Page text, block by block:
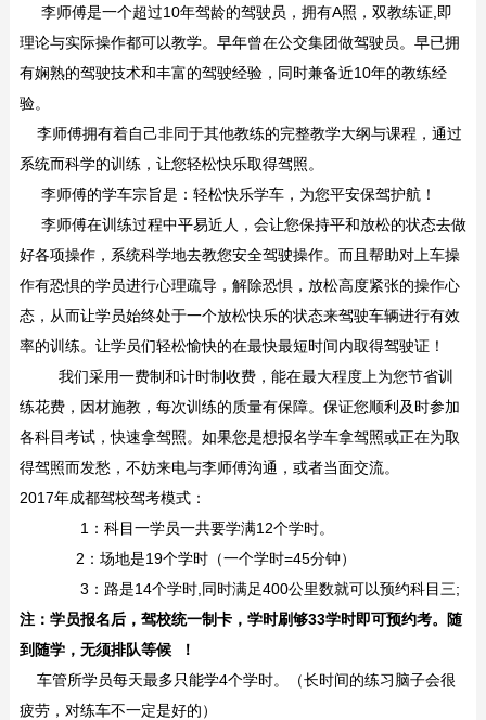
李师傅是一个超过10年驾龄的驾驶员，拥有A照，双教练证,即
理论与实际操作都可以教学。早年曾在公交集团做驾驶员。早已拥
有娴熟的驾驶技术和丰富的驾驶经验，同时兼备近10年的教练经
验。
李师傅拥有着自己非同于其他教练的完整教学大纲与课程，通过
系统而科学的训练，让您轻松快乐取得驾照。
李师傅的学车宗旨是：轻松快乐学车，为您平安保驾护航！
李师傅在训练过程中平易近人，会让您保持平和放松的状态去做
好各项操作，系统科学地去教您安全驾驶操作。而且帮助对上车操
作有恐惧的学员进行心理疏导，解除恐惧，放松高度紧张的操作心
态，从而让学员始终处于一个放松快乐的状态来驾驶车辆进行有效
率的训练。让学员们轻松愉快的在最快最短时间内取得驾驶证！
我们采用一费制和计时制收费，能在最大程度上为您节省训
练花费，因材施教，每次训练的质量有保障。保证您顺利及时参加
各科目考试，快速拿驾照。如果您是想报名学车拿驾照或正在为取
得驾照而发愁，不妨来电与李师傅沟通，或者当面交流。
2017年成都驾校驾考模式：
1：科目一学员一共要学满12个学时。
2：场地是19个学时（一个学时=45分钟）
3：路是14个学时,同时满足400公里数就可以预约科目三;
注：学员报名后，驾校统一制卡，学时刷够33学时即可预约考。随
到随学，无须排队等候 ！
车管所学员每天最多只能学4个学时。（长时间的练习脑子会很
疲劳，对练车不一定是好的）